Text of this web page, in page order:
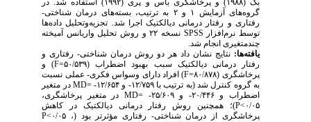
بک (۱۹۸۸) و پرخاشگری باس و پری (۱۹۹۲) استفاده شد. در
گروه‌­های آزمایش ۱ و ۲ به­ ترتیب، بسته‌­های درمان شناختی-
رفتاری و رفتار درمانی دیالکتیک اجرا شد. تجزیه‌وتحلیل داده‌ها
توسط نرم­‌افزار SPSS
نسخه ۲۲ و روش‌ تحلیل­ واریانس آمیخته
چندمتغیری انجام شد.
یافته­‌ها:نتایج نشان داد هر دو روش درمان شناختی- رفتاری و
رفتار درمانی دیالکتیک سبب بهبود ­اضطراب (۵۰/۵۳۹=
F) و
پرخاشگری (۸۰/۸۷۸=
F) افراد دارای وسواس فکری- عملی نسبت
به گروه کنترل ‌شد (به ­ترتیب با ۱۲/۷۵۹- و ۱۲/۶۵۴- =
MDدر متغیر
اضطراب و ۲۰/۴۴۶- و ۲۵/۶۰۹- =
MDدر متغیر پرخاشگری،
۰/۰۵> P)؛ همچنین روش رفتار درمانی دیالکتیک در کاهش
پرخاشگری از درمان شناختی- رفتاری مؤثرتر بود (
P<۰/۰۵ ،